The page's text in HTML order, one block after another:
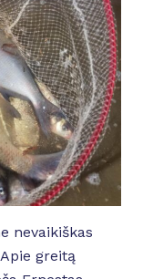
nevaikiškas
greitą